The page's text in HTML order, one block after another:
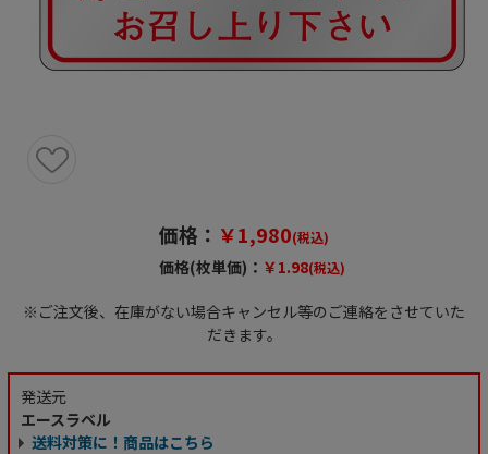
価格： ￥1,980(税込)
価格(枚単価)： ￥1.98(税込)
※ご注文後、在庫がない場合キャンセル等のご連絡をさせていた
だきます。
発送元
エースラベル
送料対策に！商品はこちら